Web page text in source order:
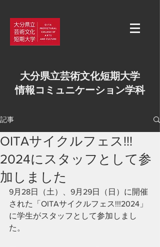
大分県立芸術文化短期大学
情報コミュニケーション学科
記事
OITAサイクルフェス!!!
2024にスタッフとして参
加しました
9月28日（土）、9月29日（日）に開催
された「OITAサイクルフェス!!!2024」
に学生がスタッフとして参加しまし
た。